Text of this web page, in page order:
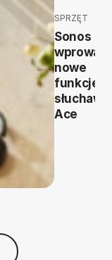
SPRZĘT
Sonos
nowe
funkcje
Ace